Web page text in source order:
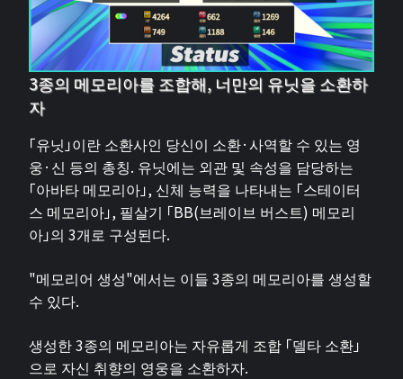
3종의 메모리아를 조합해, 너만의 유닛을 소환하
자
「유닛」이란 소환사인 당신이 소환·사역할 수 있는 영
웅·신 등의 총칭. 유닛에는 외관 및 속성을 담당하는
「아바타 메모리아」, 신체 능력을 나타내는 「스테이터
스 메모리아」, 필살기 「BB(브레이브 버스트) 메모리
아」의 3개로 구성된다.
"메모리어 생성"에서는 이들 3종의 메모리아를 생성할
수 있다.
생성한 3종의 메모리아는 자유롭게 조합 「델타 소환」
으로 자신 취향의 영웅을 소환하자.